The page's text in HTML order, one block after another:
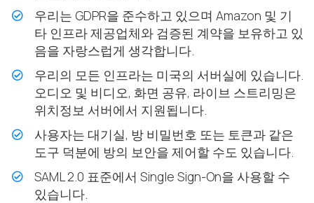
우리는 GDPR을 준수하고 있으며 Amazon 및 기
타 인프라 제공업체와 검증된 계약을 보유하고 있
음을 자랑스럽게 생각합니다.
우리의 모든 인프라는 미국의 서버실에 있습니다.
오디오 및 비디오, 화면 공유, 라이브 스트리밍은
위치정보 서버에서 지원됩니다.
사용자는 대기실, 방 비밀번호 또는 토큰과 같은
도구 덕분에 방의 보안을 제어할 수도 있습니다.
SAML 2.0 표준에서 Single Sign-On을 사용할 수
있습니다.